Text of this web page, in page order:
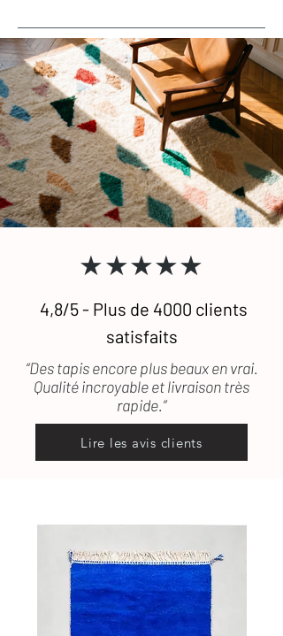
★★★★★
4,8/5 - Plus de 4000 clients
satisfaits
“Des tapis encore plus beaux en vrai.
Qualité incroyable et livraison très
rapide.”
Lire les avis clients